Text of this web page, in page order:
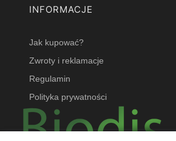
INFORMACJE
Jak kupować?
Zwroty i reklamacje
Regulamin
Polityka prywatności